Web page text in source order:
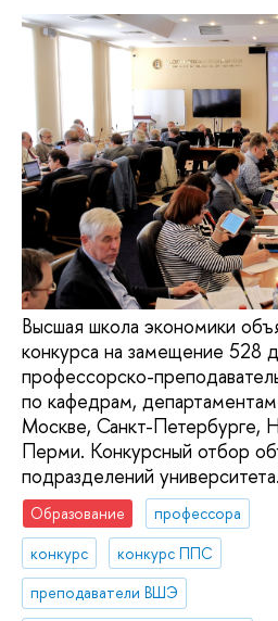
Высшая школа экономики
конкурса на замещение 528
профессорско-
по кафедрам, департаментам
Москве, Санкт-Петербурге,
Перми. Конкурсный отбор
подразделений университета.
Образование
профессора
конкурс
конкурс ППС
преподаватели ВШЭ